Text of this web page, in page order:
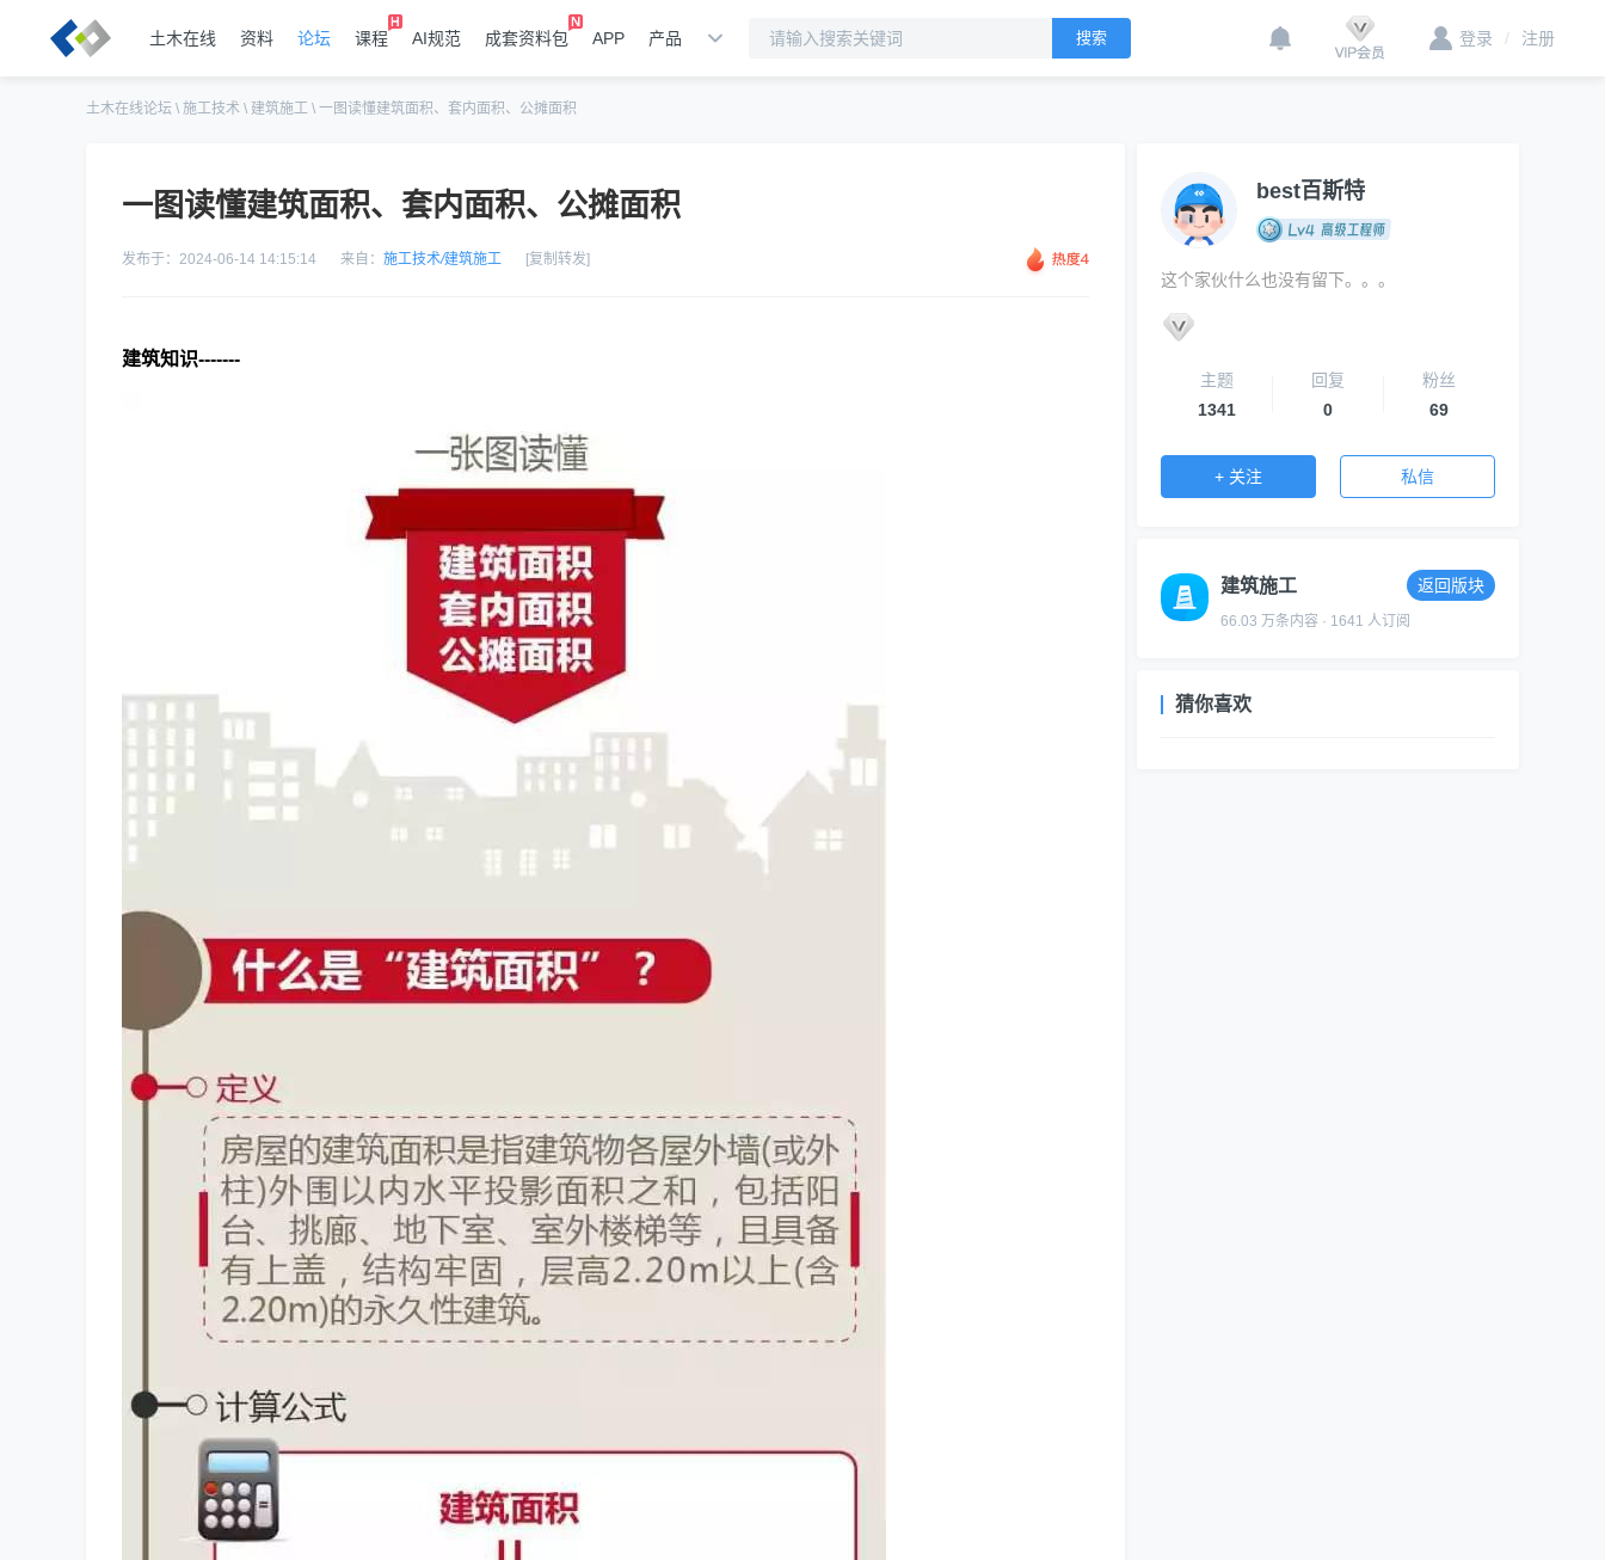
土木在线 资料 论坛 课程 AI规范 成套资料包 APP 产品 登录 / 注册
土木在线论坛 \ 施工技术 \ 建筑施工 \ 一图读懂建筑面积、套内面积、公摊面积
一图读懂建筑面积、套内面积、公摊面积
发布于：2024-06-14 14:15:14 来自： 施工技术/建筑施工 [复制转发]
建筑知识-------
best百斯特
这个家伙什么也没有留下。。。
主题
1341
回复
0
粉丝
69
+ 关注 私信
建筑施工 返回版块
66.03 万条内容 · 1641 人订阅
猜你喜欢